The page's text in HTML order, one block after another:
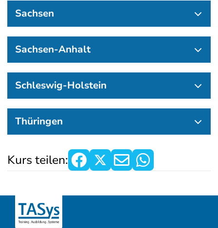
Sachsen
Sachsen-Anhalt
Schleswig-Holstein
Thüringen
Kurs teilen: